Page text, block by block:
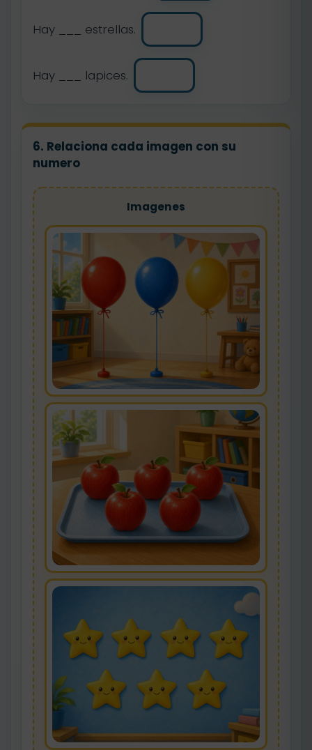
Hay ___ estrellas.
Hay ___ lapices.
6. Relaciona cada imagen con su
numero
Imagenes